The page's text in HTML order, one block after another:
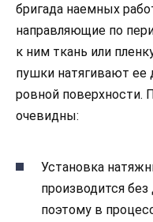
бригада наемных
направляющие по
к ним ткань или
пушки натягивают ее
ровной
очевидны:
Установка
производится
поэтому в